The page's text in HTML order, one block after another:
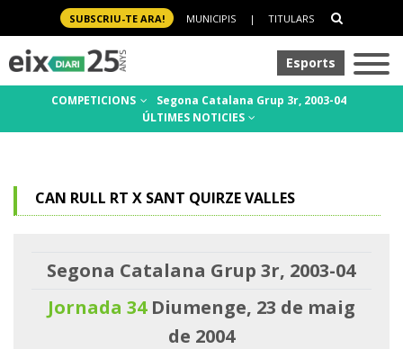
SUBSCRIU-TE ARA! MUNICIPIS | TITULARS
Esports
COMPETICIONS
Segona Catalana Grup 3r, 2003-04
ÚLTIMES NOTICIES
CAN RULL RT X SANT QUIRZE VALLES
Segona Catalana Grup 3r, 2003-04
Jornada 34Diumenge, 23 de maig
de 2004